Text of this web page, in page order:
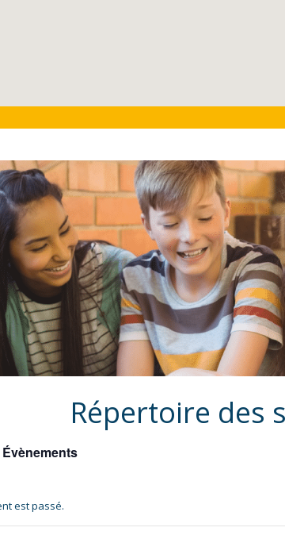
Répertoire des
est passé.